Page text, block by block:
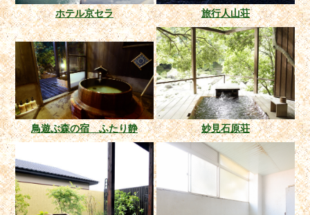
ホテル京セラ 旅行人山荘
鳥遊ぶ森の宿 ふたり静 妙見石原荘